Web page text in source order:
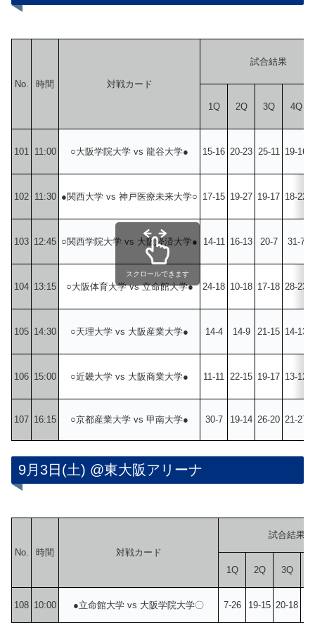
No. 時間 対戦カード
試合結果
1Q 2Q 3Q 4Q
101 11:00 ○大阪学院大学 vs 龍谷大学● 15-16 20-23 25-11 19-16
102 11:30 ●関西大学 vs 神戸医療未来大学○ 17-15 19-27 19-17 18-22
103 12:45 ○関西学院大学 vs 大阪経済大学● 14-11 16-13 20-7 31-7
104 13:15 ○大阪体育大学 vs 立命館大学● 24-18 10-18 17-18 28-23
105 14:30 ○天理大学 vs 大阪産業大学● 14-4 14-9 21-15 14-13
106 15:00 ○近畿大学 vs 大阪商業大学● 11-11 22-15 19-17 13-12
107 16:15 ○京都産業大学 vs 甲南大学● 30-7 19-14 26-20 21-27
スクロールできます
9月3日(土) @東大阪アリーナ
No. 時間 対戦カード
試合結果
1Q 2Q 3Q
108 10:00 ●立命館大学 vs 大阪学院大学〇 7-26 19-15 20-18